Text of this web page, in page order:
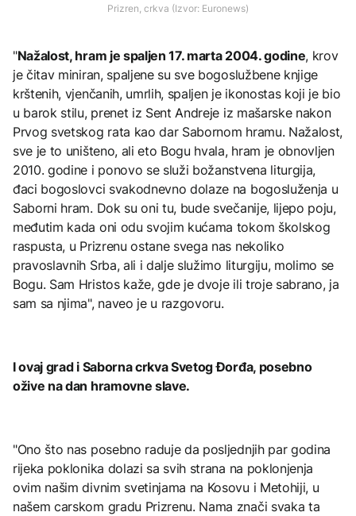
Prizren, crkva (Izvor: Euronews)
"Nažalost, hram je spaljen 17. marta 2004. godine, krov
je čitav miniran, spaljene su sve bogoslužbene knjige
krštenih, vjenčanih, umrlih, spaljen je ikonostas koji je bio
u barok stilu, prenet iz Sent Andreje iz mašarske nakon
Prvog svetskog rata kao dar Sabornom hramu. Nažalost,
sve je to uništeno, ali eto Bogu hvala, hram je obnovljen
2010. godine i ponovo se služi božanstvena liturgija,
đaci bogoslovci svakodnevno dolaze na bogosluženja u
Saborni hram. Dok su oni tu, bude svečanije, lijepo poju,
međutim kada oni odu svojim kućama tokom školskog
raspusta, u Prizrenu ostane svega nas nekoliko
pravoslavnih Srba, ali i dalje služimo liturgiju, molimo se
Bogu. Sam Hristos kaže, gde je dvoje ili troje sabrano, ja
sam sa njima", naveo je u razgovoru.
I ovaj grad i Saborna crkva Svetog Đorđa, posebno
ožive na dan hramovne slave.
"Ono što nas posebno raduje da posljednjih par godina
rijeka poklonika dolazi sa svih strana na poklonjenja
ovim našim divnim svetinjama na Kosovu i Metohiji, u
našem carskom gradu Prizrenu. Nama znači svaka ta